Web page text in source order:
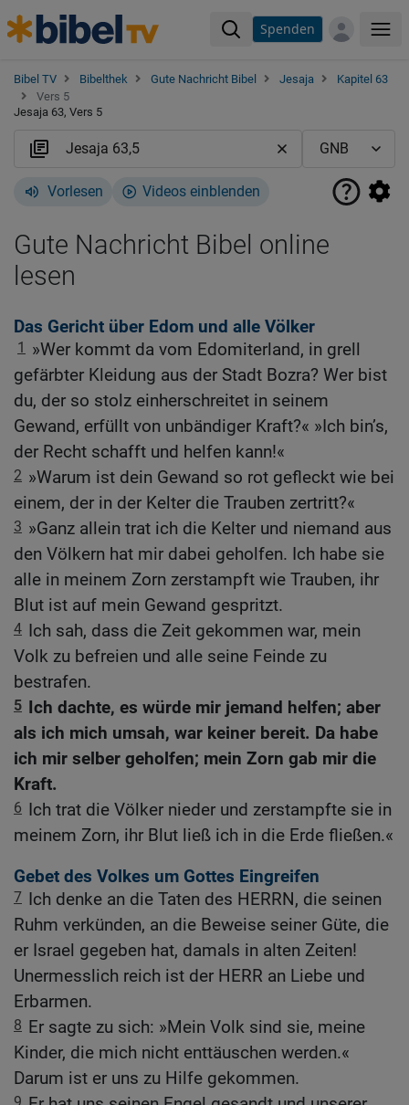
Spenden
Bibel TV Bibelthek Gute Nachricht Bibel Jesaja
Kapitel 63
Vers 5
Jesaja 63, Vers 5
Vorlesen Videos einblenden
Gute Nachricht Bibel online
lesen
Das Gericht über Edom und alle Völker
1
»Wer kommt da vom Edomiterland, in grell
gefärbter Kleidung aus der Stadt Bozra? Wer bist
du, der so stolz einherschreitet in seinem
Gewand, erfüllt von unbändiger Kraft?« »Ich bin’s,
der Recht schafft und helfen kann!«
2 »Warum ist dein Gewand so rot gefleckt wie bei
einem, der in der Kelter die Trauben zertritt?«
3 »Ganz allein trat ich die Kelter und niemand aus
den Völkern hat mir dabei geholfen. Ich habe sie
alle in meinem Zorn zerstampft wie Trauben, ihr
Blut ist auf mein Gewand gespritzt.
4 Ich sah, dass die Zeit gekommen war, mein
Volk zu befreien und alle seine Feinde zu
bestrafen.
5 Ich dachte, es würde mir jemand helfen; aber
als ich mich umsah, war keiner bereit. Da habe
ich mir selber geholfen; mein Zorn gab mir die
Kraft.
6 Ich trat die Völker nieder und zerstampfte sie in
meinem Zorn, ihr Blut ließ ich in die Erde fließen.«
Gebet des Volkes um Gottes Eingreifen
7 Ich denke an die Taten des HERRN, die seinen
Ruhm verkünden, an die Beweise seiner Güte, die
er Israel gegeben hat, damals in alten Zeiten!
Unermesslich reich ist der HERR an Liebe und
Erbarmen.
8 Er sagte zu sich: »Mein Volk sind sie, meine
Kinder, die mich nicht enttäuschen werden.«
Darum ist er uns zu Hilfe gekommen.